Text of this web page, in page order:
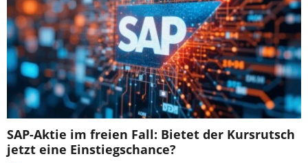
SAP-Aktie im freien Fall: Bietet der Kursrutsch
jetzt eine Einstiegschance?